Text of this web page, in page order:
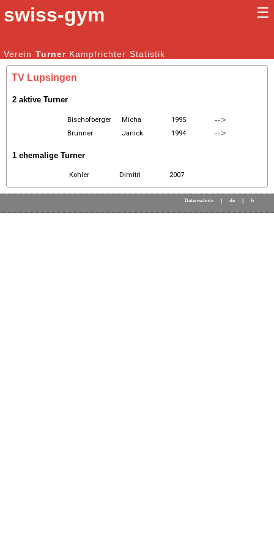
swiss-gym ☰
Kunstturnen Männer | Kunstturnen Frauen
Verein Turner Kampfrichter Statistik
TV Lupsingen
2 aktive Turner
Bischofberger Micha 1995 -->
Brunner Janick 1994 -->
1 ehemalige Turner
Kohler Dimitri 2007
Datenschutz de fr